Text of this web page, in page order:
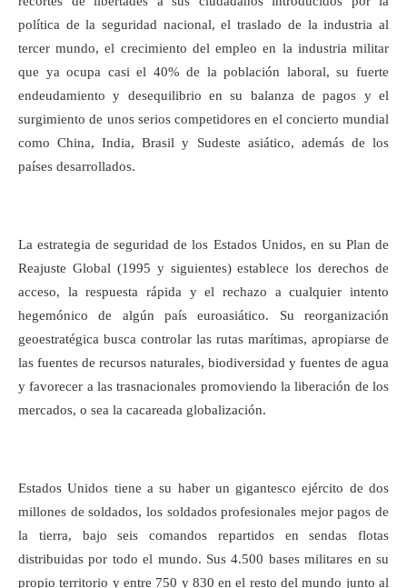
política de la seguridad nacional, el traslado de la industria al
tercer mundo, el crecimiento del empleo en la industria militar
que ya ocupa casi el 40% de la población laboral, su fuerte
endeudamiento y desequilibrio en su balanza de pagos y el
surgimiento de unos serios competidores en el concierto mundial
como China, India, Brasil y Sudeste asiático, además de los
países desarrollados.
La estrategia de seguridad de los Estados Unidos, en su Plan de
Reajuste Global (1995 y siguientes) establece los derechos de
acceso, la respuesta rápida y el rechazo a cualquier intento
hegemónico de algún país euroasiático. Su reorganización
geoestratégica busca controlar las rutas marítimas, apropiarse de
las fuentes de recursos naturales, biodiversidad y fuentes de agua
y favorecer a las trasnacionales promoviendo la liberación de los
mercados, o sea la cacareada globalización.
Estados Unidos tiene a su haber un gigantesco ejército de dos
millones de soldados, los soldados profesionales mejor pagos de
la tierra, bajo seis comandos repartidos en sendas flotas
distribuidas por todo el mundo. Sus 4.500 bases militares en su
propio territorio y entre 750 y 830 en el resto del mundo junto al